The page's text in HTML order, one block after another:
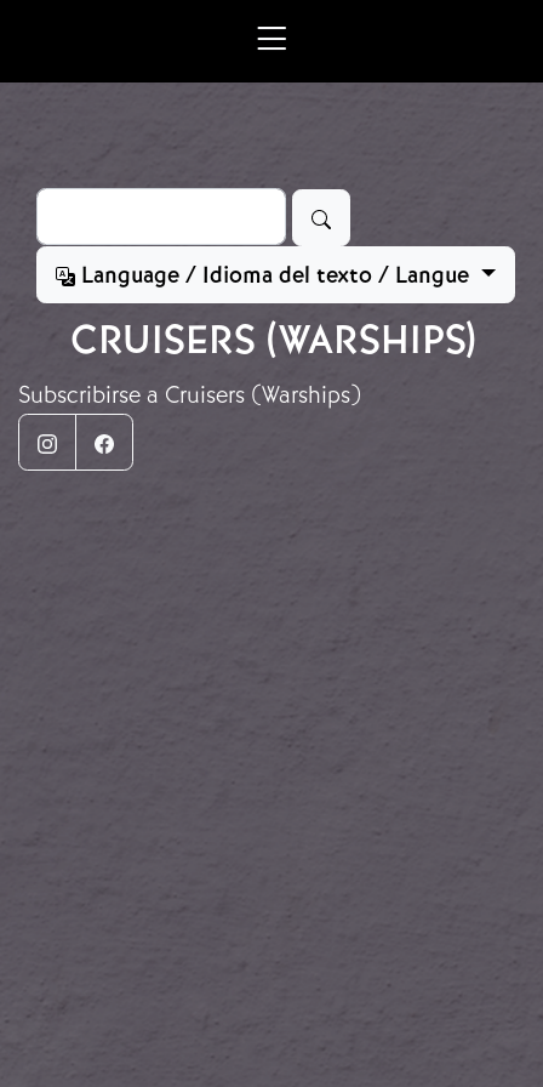
Buscar
Language / Idioma del texto / Langue
CRUISERS (WARSHIPS)
Subscribirse a Cruisers (Warships)
InstagramFacebook